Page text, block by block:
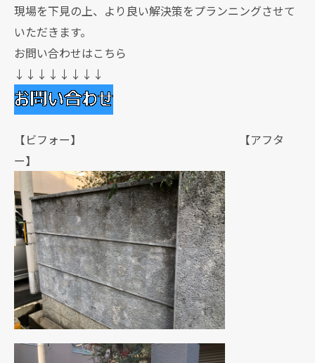
現場を下見の上、より良い解決策をプランニングさせて
いただきます。
お問い合わせはこちら
↓↓↓↓↓↓↓↓
【ビフォー】 【アフタ
ー】